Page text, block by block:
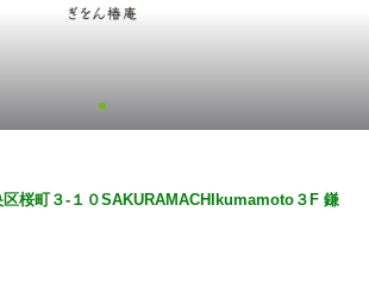
区桜町３-１０SAKURAMACHIkumamoto３F 鎌